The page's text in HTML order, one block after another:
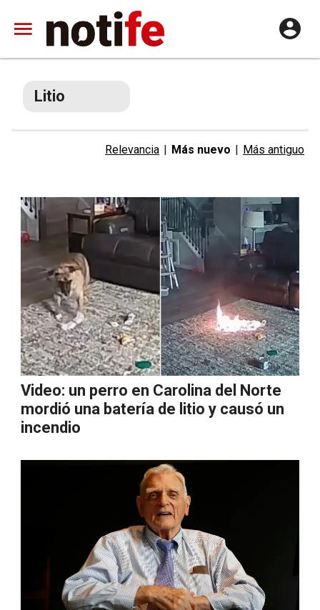
Litio
Relevancia | Más nuevo | Más antiguo
Video: un perro en Carolina del Norte
mordió una batería de litio y causó un
incendio